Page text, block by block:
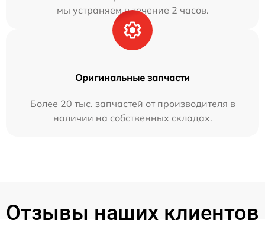
мы устраняем в течение 2 часов.
Оригинальные запчасти
Более 20 тыс. запчастей от производителя в
наличии на собственных складах.
Отзывы наших клиентов